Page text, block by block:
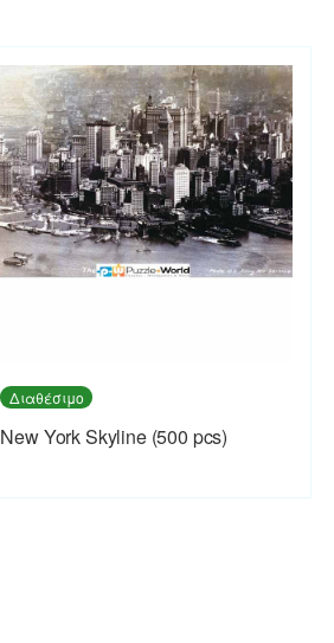
Διαθέσιμο
New York Skyline (500 pcs)